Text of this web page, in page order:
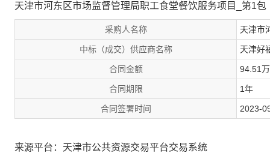
天津市河东区市场监督管理局职工食堂餐饮服务项目_第1包
采购人名称 天津市
中标（成交）供应商名称 天津好
合同金额 94.51
合同期限 1年
合同签署时间 2023-
来源平台：天津市公共资源交易平台交易系统